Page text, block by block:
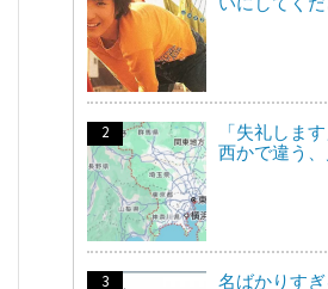
「失礼しま
西かで違う
名ばかりすぎ